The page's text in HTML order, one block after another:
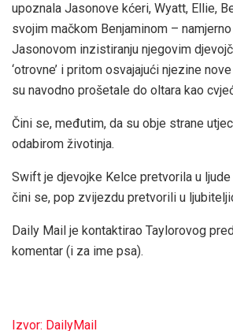
upoznala Jasonove kćeri, Wyatt, Ellie,
svojim mačkom Benjaminom –
Jasonovom inzistiranju njegovim
‘otrovne’ i pritom osvajajući njezine
su navodno prošetale do oltara kao
Čini se, međutim, da su obje strane
odabirom životinja.
Swift je djevojke Kelce pretvorila u ljude
čini se, pop zvijezdu pretvorili u
Daily Mail je kontaktirao Taylorovog
komentar (i za ime psa).
Izvor: DailyMail